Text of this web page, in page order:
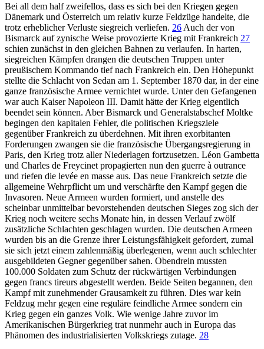
Bei all dem half zweifellos, dass es sich bei den Kriegen gegen
Dänemark und Österreich um relativ kurze Feldzüge handelte, die
trotz erheblicher Verluste siegreich verliefen. 26 Auch der von
Bismarck auf zynische Weise provozierte Krieg mit Frankreich 27
schien zunächst in den gleichen Bahnen zu verlaufen. In harten,
siegreichen Kämpfen drangen die deutschen Truppen unter
preußischem Kommando tief nach Frankreich ein. Den Höhepunkt
stellte die Schlacht von Sedan am 1. September 1870 dar, in der eine
ganze französische Armee vernichtet wurde. Unter den Gefangenen
war auch Kaiser Napoleon III. Damit hätte der Krieg eigentlich
beendet sein können. Aber Bismarck und Generalstabschef Moltke
begingen den kapitalen Fehler, die politischen Kriegsziele
gegenüber Frankreich zu überdehnen. Mit ihren exorbitanten
Forderungen zwangen sie die französische Übergangsregierung in
Paris, den Krieg trotz aller Niederlagen fortzusetzen. Léon Gambetta
und Charles de Freycinet propagierten nun den guerre à outrance
und riefen die levée en masse aus. Das neue Frankreich setzte die
allgemeine Wehrpflicht um und verschärfte den Kampf gegen die
Invasoren. Neue Armeen wurden formiert, und anstelle des
scheinbar unmittelbar bevorstehenden deutschen Sieges zog sich der
Krieg noch weitere sechs Monate hin, in dessen Verlauf zwölf
zusätzliche Schlachten geschlagen wurden. Die deutschen Armeen
wurden bis an die Grenze ihrer Leistungsfähigkeit gefordert, zumal
sie sich jetzt einem zahlenmäßig überlegenen, wenn auch schlechter
ausgebildeten Gegner gegenüber sahen. Obendrein mussten
100.000 Soldaten zum Schutz der rückwärtigen Verbindungen
gegen francs tireurs abgestellt werden. Beide Seiten begannen, den
Kampf mit zunehmender Grausamkeit zu führen. Dies war kein
Feldzug mehr gegen eine reguläre feindliche Armee sondern ein
Krieg gegen ein ganzes Volk. Wie wenige Jahre zuvor im
Amerikanischen Bürgerkrieg trat nunmehr auch in Europa das
Phänomen des industrialisierten Volkskriegs zutage. 28